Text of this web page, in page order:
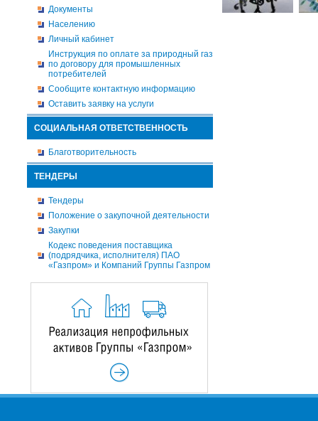
Документы
Населению
Личный кабинет
Инструкция по оплате за природный газ
по договору для промышленных
потребителей
Сообщите контактную информацию
Оставить заявку на услуги
СОЦИАЛЬНАЯ ОТВЕТСТВЕННОСТЬ
Благотворительность
ТЕНДЕРЫ
Тендеры
Положение о закупочной деятельности
Закупки
Кодекс поведения поставщика
(подрядчика, исполнителя) ПАО
«Газпром» и Компаний Группы Газпром